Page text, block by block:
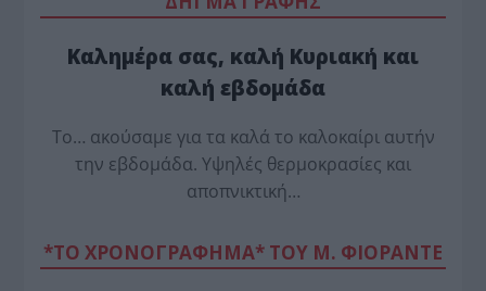
Καλημέρα σας, καλή Κυριακή και
καλή εβδομάδα
Το… ακούσαμε για τα καλά το καλοκαίρι αυτήν
την εβδομάδα. Υψηλές θερμοκρασίες και
αποπνικτική…
*ΤΟ ΧΡΟΝΟΓΡΑΦΗΜΑ* ΤΟΥ Μ. ΦΙΟΡΆΝΤΕ